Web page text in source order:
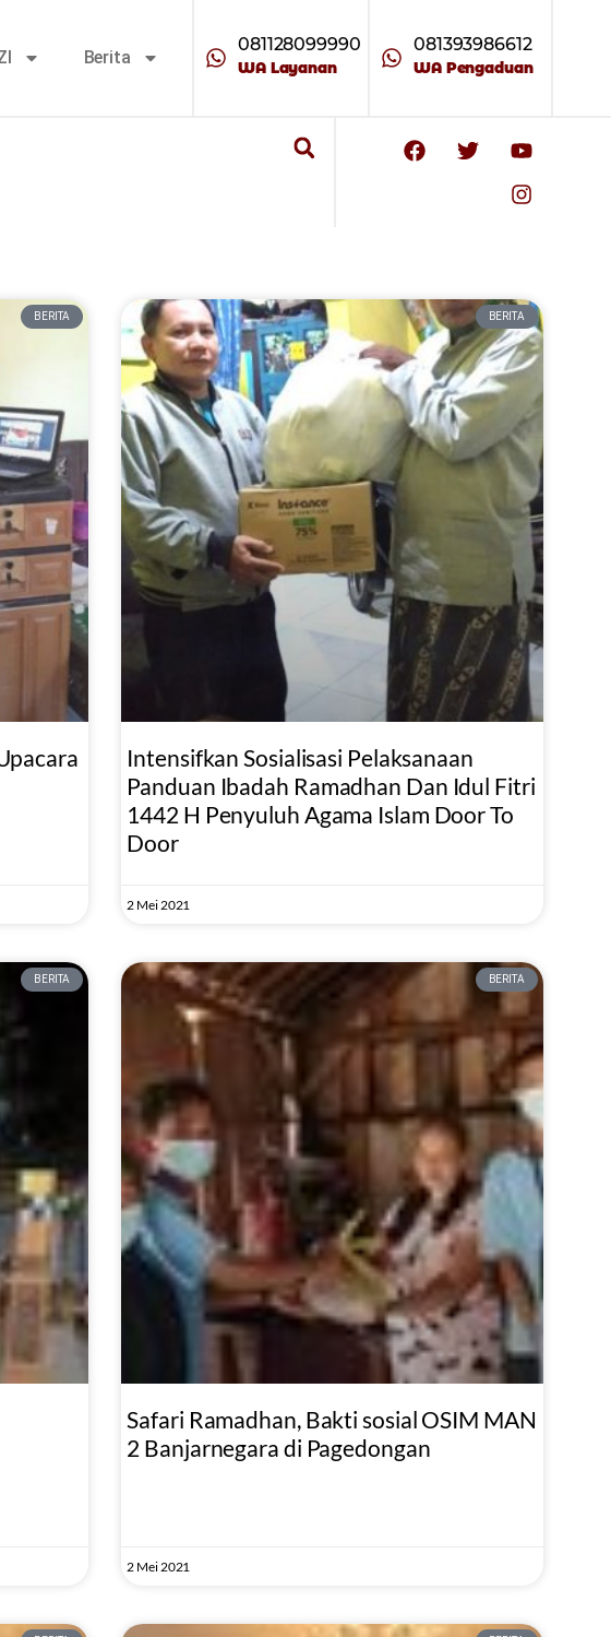
Berita
081128099990
WA Layanan
081393986612
WA Pengaduan
BERITA BERITA
Intensifkan Sosialisasi Pelaksanaan
Panduan Ibadah Ramadhan Dan Idul Fitri
1442 H Penyuluh Agama Islam Door To
Door
2 Mei 2021
BERITA BERITA
Safari Ramadhan, Bakti sosial OSIM MAN
2 Banjarnegara di Pagedongan
2 Mei 2021